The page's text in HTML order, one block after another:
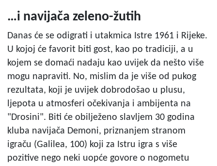
…i navijača zeleno-žutih
Danas će se odigrati i utakmica Istre 1961 i Rijeke.
U kojoj će favorit biti gost, kao po tradiciji, a u
kojem se domaći nadaju kao uvijek da nešto više
mogu napraviti. No, mislim da je više od pukog
rezultata, koji je uvijek dobrodošao u plusu,
ljepota u atmosferi očekivanja i ambijenta na
"Drosini". Biti će obilježeno slavljem 30 godina
kluba navijača Demoni, priznanjem stranom
igraču (Galilea, 100) koji za Istru igra s više
pozitive nego neki uopće govore o nogometu